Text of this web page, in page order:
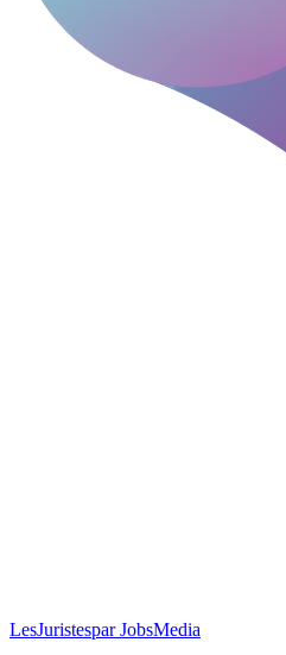
LesJuristespar JobsMedia